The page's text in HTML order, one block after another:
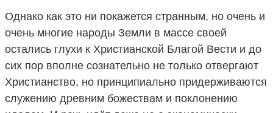
Однако как это ни покажется странным, но очень и
очень многие народы Земли в массе своей
остались глухи к Христианской Благой Вести и до
сих пор вполне сознательно не только отвергают
Христианство, но принципиально придерживаются
служению древним божествам и поклонению